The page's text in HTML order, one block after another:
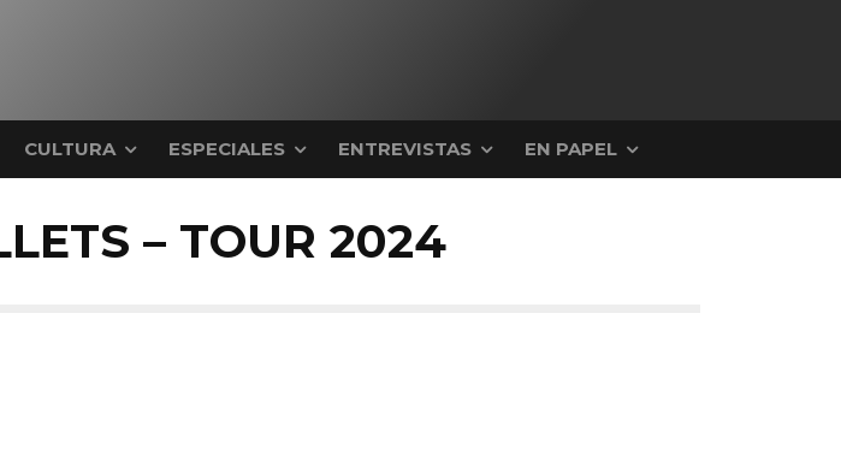
CULTURA ESPECIALES ENTREVISTAS EN PAPEL
– TOUR 2024